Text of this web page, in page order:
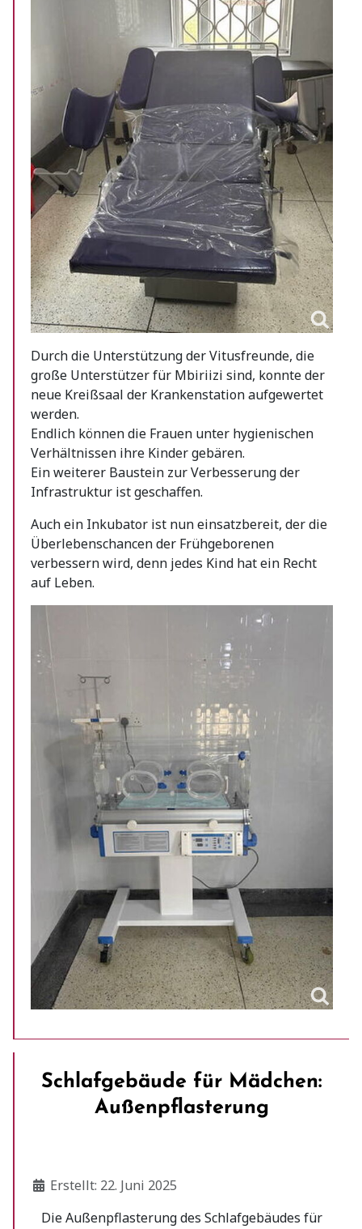
Durch die Unterstützung der Vitusfreunde, die
große Unterstützer für Mbiriizi sind, konnte der
neue Kreißsaal der Krankenstation aufgewertet
werden.
Endlich können die Frauen unter hygienischen
Verhältnissen ihre Kinder gebären.
Ein weiterer Baustein zur Verbesserung der
Infrastruktur ist geschaffen.
Auch ein Inkubator ist nun einsatzbereit, der die
Überlebenschancen der Frühgeborenen
verbessern wird, denn jedes Kind hat ein Recht
auf Leben.
Schlafgebäude für Mädchen:
Außenpflasterung
Details
Erstellt: 22. Juni 2025
Die Außenpflasterung des Schlafgebäudes für